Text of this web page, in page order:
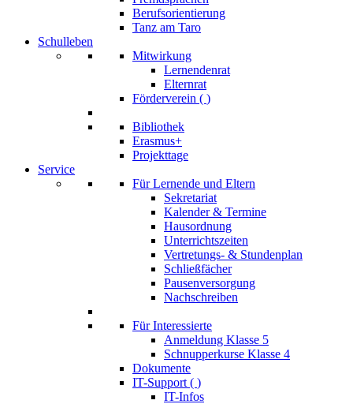
Berufsorientierung
Tanz am Taro
Schulleben
Mitwirkung
Lernendenrat
Elternrat
Förderverein ( )
Bibliothek
Erasmus+
Projekttage
Service
Für Lernende und Eltern
Sekretariat
Kalender & Termine
Hausordnung
Unterrichtszeiten
Vertretungs- & Stundenplan
Schließfächer
Pausenversorgung
Nachschreiben
Für Interessierte
Anmeldung Klasse 5
Schnupperkurse Klasse 4
Dokumente
IT-Support ( )
IT-Infos